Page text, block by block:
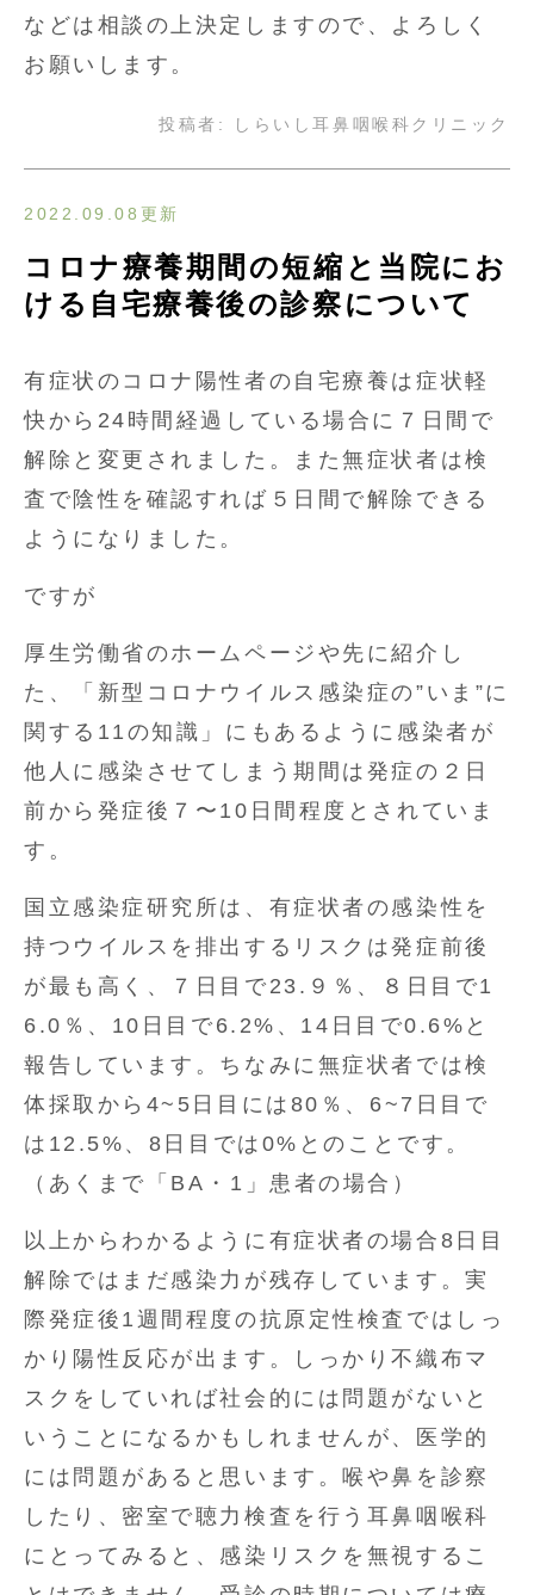
などは相談の上決定しますので、よろしく
お願いします。
投稿者: しらいし耳鼻咽喉科クリニック
2022.09.08更新
コロナ療養期間の短縮と当院にお
ける自宅療養後の診察について
有症状のコロナ陽性者の自宅療養は症状軽
快から24時間経過している場合に７日間で
解除と変更されました。また無症状者は検
査で陰性を確認すれば５日間で解除できる
ようになりました。
ですが
厚生労働省のホームページや先に紹介し
た、「新型コロナウイルス感染症の”いま”に
関する11の知識」にもあるように感染者が
他人に感染させてしまう期間は発症の２日
前から発症後７〜10日間程度とされていま
す。
国立感染症研究所は、有症状者の感染性を
持つウイルスを排出するリスクは発症前後
が最も高く、７日目で23.９％、８日目で1
6.0％、10日目で6.2%、14日目で0.6%と
報告しています。ちなみに無症状者では検
体採取から4~5日目には80％、6~7日目で
は12.5%、8日目では0%とのことです。
（あくまで「BA・1」患者の場合）
以上からわかるように有症状者の場合8日目
解除ではまだ感染力が残存しています。実
際発症後1週間程度の抗原定性検査ではしっ
かり陽性反応が出ます。しっかり不織布マ
スクをしていれば社会的には問題がないと
いうことになるかもしれませんが、医学的
には問題があると思います。喉や鼻を診察
したり、密室で聴力検査を行う耳鼻咽喉科
にとってみると、感染リスクを無視するこ